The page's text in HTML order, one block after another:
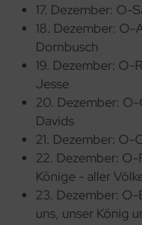
17. Dezember: O-
18. Dezember:
Dornbusch
19. Dezember: O-
Jesse
20. Dezember:
Davids
21. Dezember:
22. Dezember:
Könige - aller
23. Dezember:
uns, unser König